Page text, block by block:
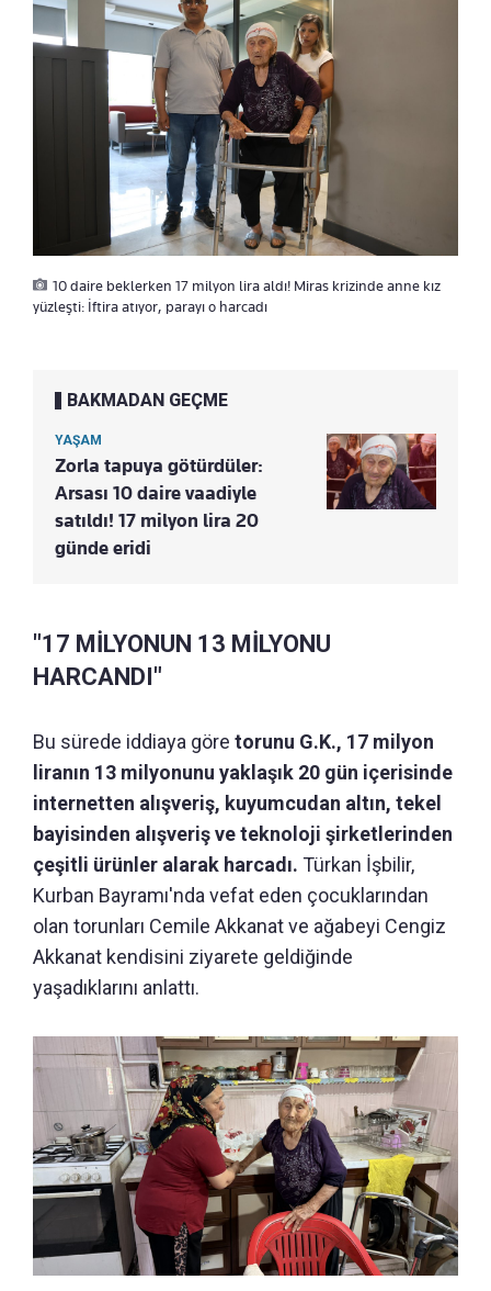
10 daire beklerken 17 milyon lira aldı! Miras krizinde anne kız
yüzleşti: İftira atıyor, parayı o harcadı
BAKMADAN GEÇME
YAŞAM
Zorla tapuya götürdüler:
Arsası 10 daire vaadiyle
satıldı! 17 milyon lira 20
günde eridi
"17 MİLYONUN 13 MİLYONU
HARCANDI"
Bu sürede iddiaya göre torunu G.K., 17 milyon
liranın 13 milyonunu yaklaşık 20 gün içerisinde
internetten alışveriş, kuyumcudan altın, tekel
bayisinden alışveriş ve teknoloji şirketlerinden
çeşitli ürünler alarak harcadı. Türkan İşbilir,
Kurban Bayramı'nda vefat eden çocuklarından
olan torunları Cemile Akkanat ve ağabeyi Cengiz
Akkanat kendisini ziyarete geldiğinde
yaşadıklarını anlattı.